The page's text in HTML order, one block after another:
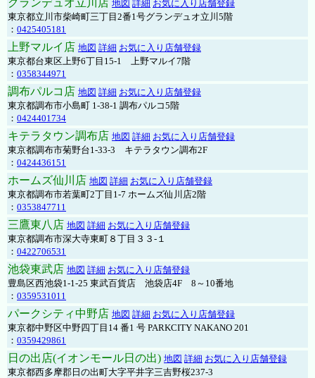
グランデュオ立川店 地図 詳細 お気に入り店舗登録
東京都立川市柴崎町三丁目2番1号グランデュオ立川5階
： 0425405181
上野マルイ店 地図 詳細 お気に入り店舗登録
東京都台東区上野6丁目15-1 上野マルイ7階
： 0358344971
調布パルコ店 地図 詳細 お気に入り店舗登録
東京都調布市小島町 1-38-1 調布パルコ5階
： 0424401734
キテラタウン調布店 地図 詳細 お気に入り店舗登録
東京都調布市菊野台1-33-3 キテラタウン調布2F
： 0424436151
ホームズ仙川店 地図 詳細 お気に入り店舗登録
東京都調布市若葉町2丁目1-7 ホームズ仙川店2階
： 0353847711
三鷹東八店 地図 詳細 お気に入り店舗登録
東京都調布市深大寺東町８丁目３３-１
： 0422706531
池袋東武店 地図 詳細 お気に入り店舗登録
豊島区西池袋1-1-25 東武百貨店 池袋店4F 8～10番地
： 0359531011
パークシティ中野店 地図 詳細 お気に入り店舗登録
東京都中野区中野四丁目14 番1 号 PARKCITY NAKANO 201
： 0359429861
日の出店(イオンモール日の出) 地図 詳細 お気に入り店舗登録
東京都西多摩郡日の出町大字平井字三吉野桜237-3